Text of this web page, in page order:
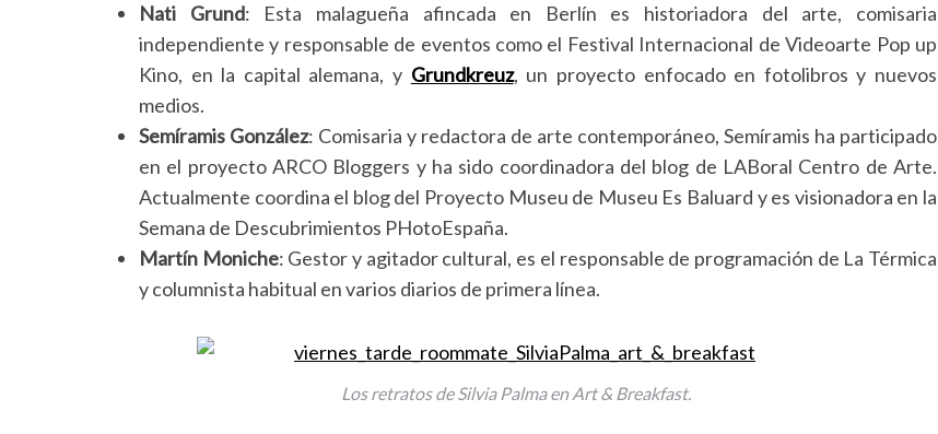
Nati Grund: Esta malagueña afincada en Berlín es historiadora del arte, comisaria
independiente y responsable de eventos como el Festival Internacional de Videoarte Pop up
Kino, en la capital alemana, y Grundkreuz, un proyecto enfocado en fotolibros y nuevos
medios.
Semíramis González: Comisaria y redactora de arte contemporáneo, Semíramis ha participado
en el proyecto ARCO Bloggers y ha sido coordinadora del blog de LABoral Centro de Arte.
Actualmente coordina el blog del Proyecto Museu de Museu Es Baluard y es visionadora en la
Semana de Descubrimientos PHotoEspaña.
Martín Moniche: Gestor y agitador cultural, es el responsable de programación de La Térmica
y columnista habitual en varios diarios de primera línea.
Los retratos de Silvia Palma en Art & Breakfast.